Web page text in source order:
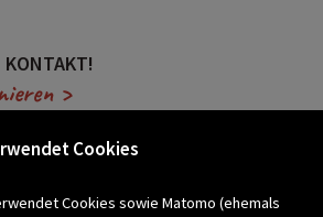
KONTAKT!
>
Cookies
Cookies sowie Matomo (ehemals